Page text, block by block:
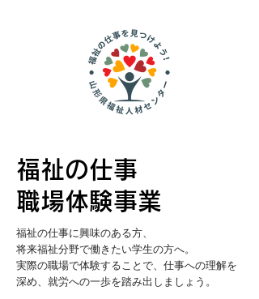
福祉の仕事
職場体験事業
福祉の仕事に興味のある方、
将来福祉分野で働きたい学生の方へ。
実際の職場で体験することで、仕事への理解を
深め、就労への一歩を踏み出しましょう。